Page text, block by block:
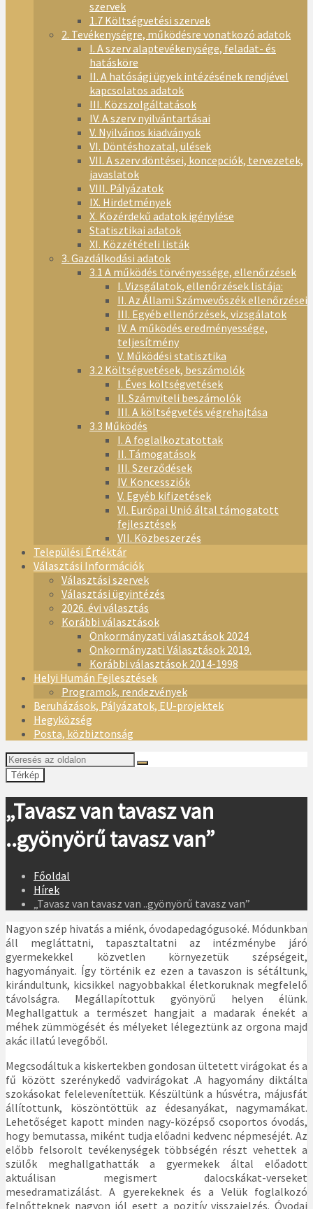
szervek
1.7 Költségvetési szervek
2. Tevékenységre, működésre vonatkozó adatok
I. A szerv alaptevékenysége, feladat- és
hatásköre
II. A hatósági ügyek intézésének rendjével
kapcsolatos adatok
III. Közszolgáltatások
IV. A szerv nyilvántartásai
V. Nyilvános kiadványok
VI. Döntéshozatal, ülések
VII. A szerv döntései, koncepciók, tervezetek,
javaslatok
VIII. Pályázatok
IX. Hirdetmények
X. Közérdekű adatok igénylése
Statisztikai adatok
XI. Közzétételi listák
3. Gazdálkodási adatok
3.1 A működés törvényessége, ellenőrzések
I. Vizsgálatok, ellenőrzések listája:
II. Az Állami Számvevőszék ellenőrzései
III. Egyéb ellenőrzések, vizsgálatok
IV. A működés eredményessége,
teljesítmény
V. Működési statisztika
3.2 Költségvetések, beszámolók
I. Éves költségvetések
II. Számviteli beszámolók
III. A költségvetés végrehajtása
3.3 Működés
I. A foglalkoztatottak
II. Támogatások
III. Szerződések
IV. Koncessziók
V. Egyéb kifizetések
VI. Európai Unió által támogatott
fejlesztések
VII. Közbeszerzés
Települési Értéktár
Választási Információk
Választási szervek
Választási ügyintézés
2026. évi választás
Korábbi választások
Önkormányzati választások 2024
Önkormányzati Választások 2019.
Korábbi választások 2014-1998
Helyi Humán Fejlesztések
Programok, rendezvények
Beruházások, Pályázatok, EU-projektek
Hegyközség
Posta, közbiztonság
Térkép
„Tavasz van tavasz van
..gyönyörű tavasz van”
Főoldal
Hírek
„Tavasz van tavasz van ..gyönyörű tavasz van”
Nagyon szép hivatás a miénk, óvodapedagógusoké. Módunkban
áll megláttatni, tapasztaltatni az intézménybe járó
gyermekekkel közvetlen környezetük szépségeit,
hagyományait. Így történik ez ezen a tavaszon is sétáltunk,
kirándultunk, kicsikkel nagyobbakkal életkoruknak megfelelő
távolságra. Megállapítottuk gyönyörű helyen élünk.
Meghallgattuk a természet hangjait a madarak énekét a
méhek zümmögését és mélyeket lélegeztünk az orgona majd
akác illatú levegőből.
Megcsodáltuk a kiskertekben gondosan ültetett virágokat és a
fű között szerénykedő vadvirágokat .A hagyomány diktálta
szokásokat felelevenítettük. Készültünk a húsvétra, májusfát
állítottunk, köszöntöttük az édesanyákat, nagymamákat.
Lehetőséget kapott minden nagy-középső csoportos óvodás,
hogy bemutassa, miként tudja előadni kedvenc népmeséjét. Az
előbb felsorolt tevékenységek többségén részt vehettek a
szülők meghallgathatták a gyermekek által előadott
aktuálisan megismert dalocskákat-verseket
mesedramatizálást. A gyerekeknek és a Velük foglalkozó
felnőtteknek nagyon jól esett a pozitív visszajelzés. Óvodai